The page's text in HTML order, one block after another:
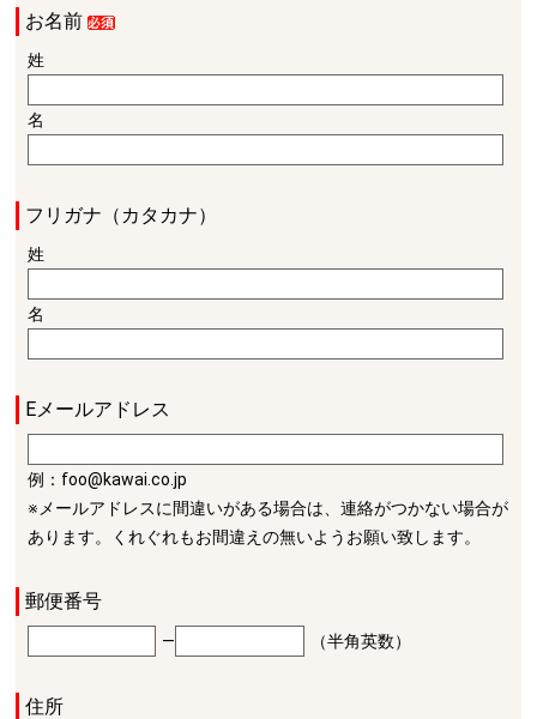
お名前
姓
名
フリガナ（カタカナ）
姓
名
Eメールアドレス
例：foo@kawai.co.jp
※メールアドレスに間違いがある場合は、連絡がつかない場合が
あります。くれぐれもお間違えの無いようお願い致します。
郵便番号
― （半角英数）
住所